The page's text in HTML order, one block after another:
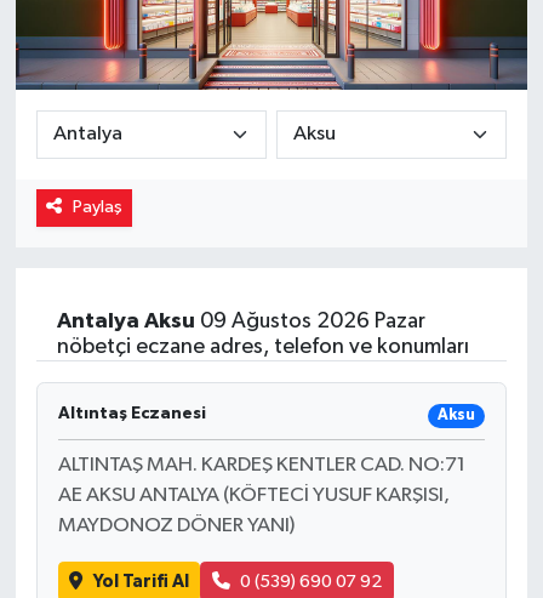
Paylaş
Antalya Aksu 09 Ağustos 2026 Pazar
nöbetçi eczane adres, telefon ve konumları
Altıntaş Eczanesi Aksu
ALTINTAŞ MAH. KARDEŞ KENTLER CAD. NO:71
AE AKSU ANTALYA (KÖFTECİ YUSUF KARŞISI,
MAYDONOZ DÖNER YANI)
Yol Tarifi Al 0 (539) 690 07 92
Magazin
Sağlık
Spor
Yaşam
Yerel Yönetimler
Yurttan